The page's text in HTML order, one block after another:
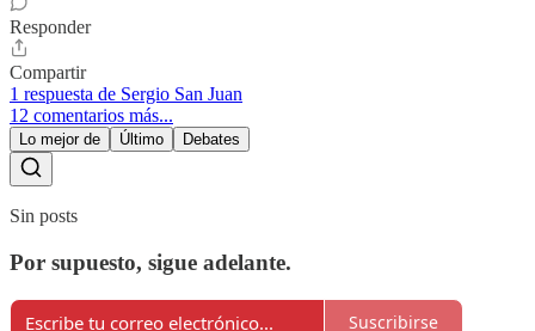
Responder
Compartir
1 respuesta de Sergio San Juan
12 comentarios más...
Lo mejor de Último Debates
Sin posts
Por supuesto, sigue adelante.
Suscribirse